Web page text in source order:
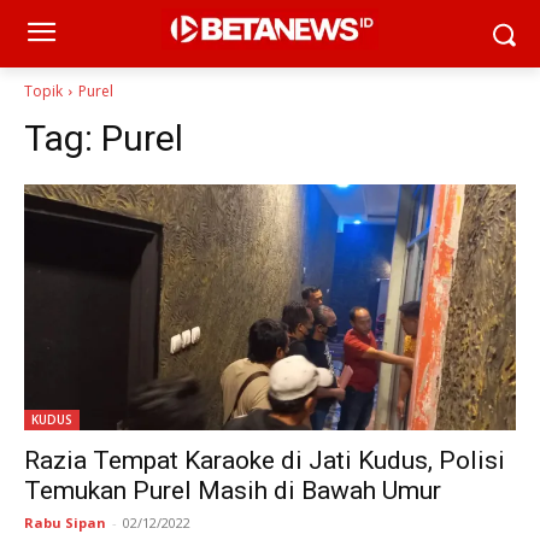
Topik Purel
Tag: Purel
KUDUS
Razia Tempat Karaoke di Jati Kudus, Polisi
Temukan Purel Masih di Bawah Umur
Rabu Sipan - 02/12/2022